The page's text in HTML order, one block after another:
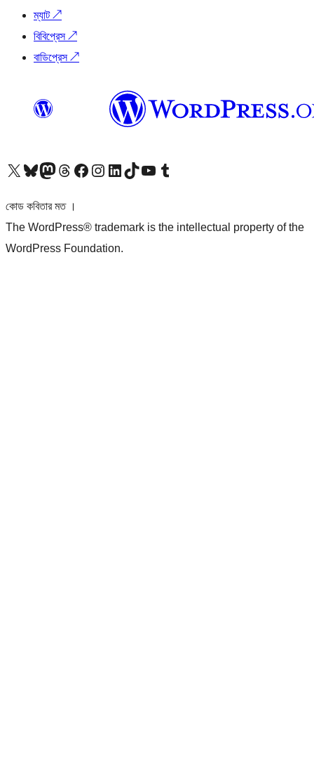
ম্যাট↗
বিবিপ্রেস↗
বাডিপ্রেস↗
আমাদের X (আগের টুইটার) অ্যাকাউন্টে যানআমাদের Bluesky অ্যাকাউন্টটি দেখুনআমাদের মাস্টোডন অ্যাকাউন্টটি দেখুনআমাদের থ্রেডস অ্যাকাউন্টটি দেখুনআমাদের ফেসবুক পেজ দেখুনআমাদের ইন্সটাগ্রাম অ্যাকাউন্ট দেখুনআমাদের লিঙ্কডইন অ্যাকাউন্টে যানআমাদের TikTok অ্যাকাউন্টটি দেখুনআমাদের ইউটিউব চ্যানেলে যান আমাদের টাম্বলার অ্যাকাউন্ট দেখুন
কোড কবিতার মত ।
The WordPress® trademark is the intellectual property of the
WordPress Foundation.